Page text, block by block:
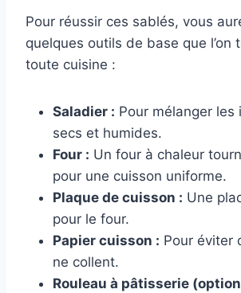
Pour réussir ces sablés, vous
quelques outils de base que l’on
toute cuisine :
Saladier : Pour mélanger les
secs et humides.
Four : Un four à chaleur
pour une cuisson uniforme.
Plaque de cuisson : Une
pour le four.
Papier cuisson : Pour éviter
ne collent.
Rouleau à pâtisserie